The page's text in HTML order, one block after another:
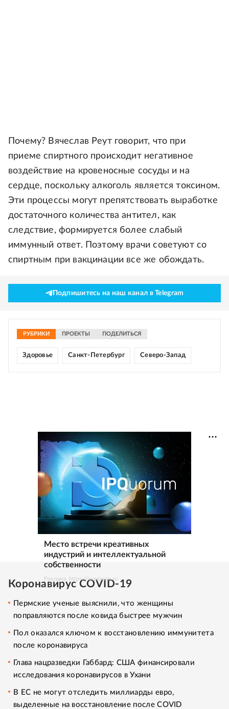
Почему? Вячеслав Реут говорит, что при
приеме спиртного происходит негативное
воздействие на кровеносные сосуды и на
сердце, поскольку алкоголь является токсином.
Эти процессы могут препятствовать выработке
достаточного количества антител, как
следствие, формируется более слабый
иммунный ответ. Поэтому врачи советуют со
спиртным при вакцинации все же обождать.
Подпишитесь на наш канал в Telegram
РУБРИКИ ПРОЕКТЫ ПОДЕЛИТЬСЯ
Здоровье Санкт-Петербург Северо-Запад
Место встречи креативных
индустрий и интеллектуальной
собственности
Реклама. https://ipquorum.ru
Коронавирус COVID-19
Пермские ученые выяснили, что женщины
поправляются после ковида быстрее мужчин
Пол оказался ключом к восстановлению иммунитета
после коронавируса
Глава нацразведки Габбард: США финансировали
исследования коронавирусов в Ухани
В ЕС не могут отследить миллиарды евро,
выделенные на восстановление после COVID